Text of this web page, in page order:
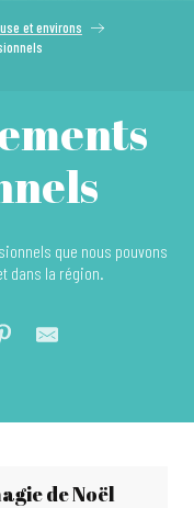
et environs
que nous pouvons
dans la région.
de Noël